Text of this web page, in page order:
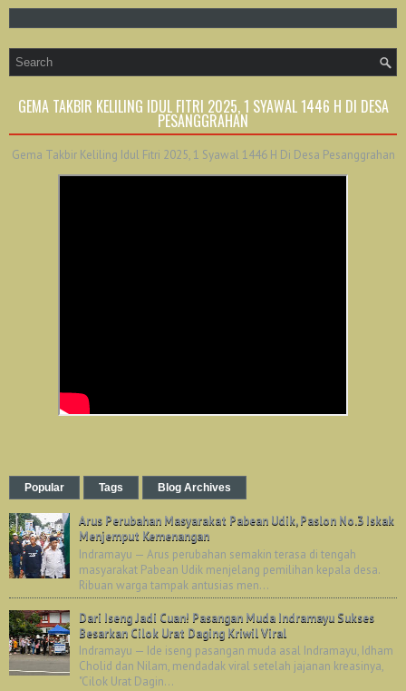
GEMA TAKBIR KELILING IDUL FITRI 2025, 1 SYAWAL 1446 H DI DESA
PESANGGRAHAN
Gema Takbir Keliling Idul Fitri 2025, 1 Syawal 1446 H Di Desa Pesanggrahan
Popular Tags Blog Archives
Arus Perubahan Masyarakat Pabean Udik, Paslon No.3 Iskak
Menjemput Kemenangan
Indramayu — Arus perubahan semakin terasa di tengah
masyarakat Pabean Udik menjelang pemilihan kepala desa.
Ribuan warga tampak antusias men...
Dari Iseng Jadi Cuan! Pasangan Muda Indramayu Sukses
Besarkan Cilok Urat Daging Kriwil Viral
Indramayu — Ide iseng pasangan muda asal Indramayu, Idham
Cholid dan Nilam, mendadak viral setelah jajanan kreasinya,
"Cilok Urat Dagin...